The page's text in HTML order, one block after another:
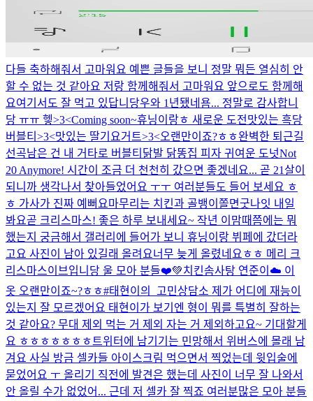
다들 축하해줘서 고마워요 예쁜 글들을 보니 정말 뭐든 열심히 안
할 수 없는 것 같아요 저랑 함께해줘서 고마워요 앞으로도 함께해
요여기서도 잘 먹고 있답니당우와 1년됐네욤... 정말로 감사합니
당 ㅠㅠ 헿>3<Coming soon~휴닝이랑ㅎ 새로운 도전맛있는 흑당
버블티>3<맛있는 딸기요거트>3<오랜만이죠?ㅎㅎ완벽한 퇴근길
선곡남은 건 내 거 타로 버블티 닭발 닭똥집 피자 귀여운 도넛Not
20 Anymore! 시간이 조금 더 천천히 갔으면 좋겠네요... 곧 21살이
되니까 생각나서 찾아들었어요 ㅜㅜ 여러분들도 들어 보세요 ㅎ
ㅎ 가사가 진짜 예뻐요마무리는 치킨과 골뱅이쫄면굿나잇 내일
봐요곧 크리스마스! 좋은 하루 보내세요~ 작년 이맘때쯤에는 뭐
했는지 궁금해서 갤러리에 들어가 보니 휴닝이랑 뷔페에 갔더라
고요 사진이 남아 있길래 올려요너무 늦게 올렸네요ㅎㅎ 메리 크
리스마스이브입니당 울 모아 분들❤️💚치킨솜사탕 연준이☁️ 이
옷 오랜만이죠~?ㅎㅎ#태현이의_고민상담소 제가 어디에 재능이
있는지 잘 모르겠어요 태현이가 보기엔 형이 뭐를 특별히 잘하는
것 같아요? 무대 제외 먹는 거 제외 자는 거 제외하고요~ 기대할게
요 ㅎㅎㅎㅎㅎㅎㅎ 트위터에 남기기는 민망해서 위버스에 몰래 남
겨요 사실 방금 셀카들 아이스크림 먹으면서 찍었는데 윗입술에
묻었어요 ㅜ 올리기 직전에 발견은 했는데 사진이 너무 잘 나와서
안 올릴 수가 없었어... 근데 저 셀카 잘 찍죠 여러분많은 모아 분들